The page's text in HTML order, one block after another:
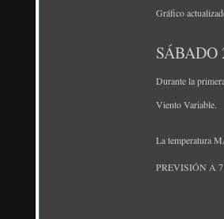
Gráfico
SÁBADO
Durante la
Viento Variable.
La temperatura
PREVISIÓN A